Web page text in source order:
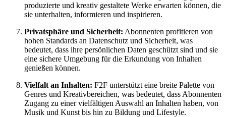
produzierte und kreativ gestaltete Werke erwarten können, die
sie unterhalten, informieren und inspirieren.
Privatsphäre und Sicherheit: Abonnenten profitieren von
hohen Standards an Datenschutz und Sicherheit, was
bedeutet, dass ihre persönlichen Daten geschützt sind und sie
eine sichere Umgebung für die Erkundung von Inhalten
genießen können.
Vielfalt an Inhalten: F2F unterstützt eine breite Palette von
Genres und Kreativbereichen, was bedeutet, dass Abonnenten
Zugang zu einer vielfältigen Auswahl an Inhalten haben, von
Musik und Kunst bis hin zu Bildung und Lifestyle.